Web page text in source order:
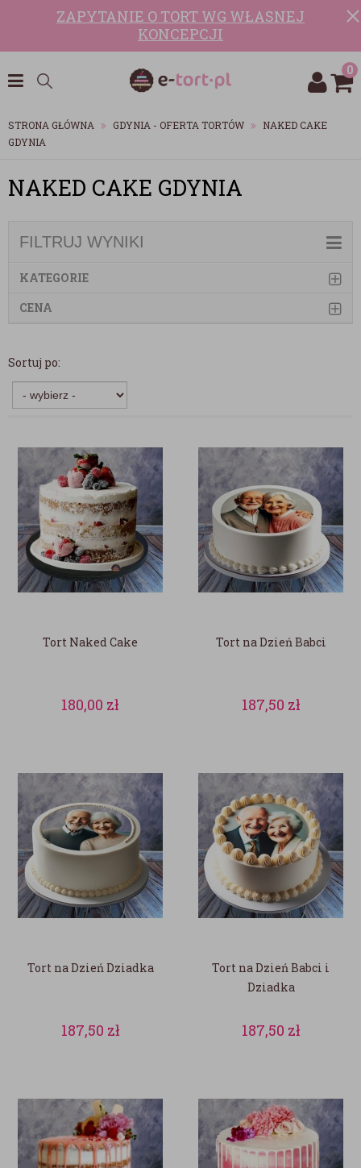
ZAPYTANIE O TORT WG WŁASNEJ
KONCEPCJI
0
STRONA GŁÓWNA GDYNIA - OFERTA TORTÓW
NAKED CAKE
GDYNIA
NAKED CAKE GDYNIA
FILTRUJ WYNIKI
KATEGORIE
CENA
Sortuj po:
Tort Naked Cake
180,00 zł
Tort na Dzień Babci
187,50 zł
Tort na Dzień Dziadka
187,50 zł
Tort na Dzień Babci i
Dziadka
187,50 zł